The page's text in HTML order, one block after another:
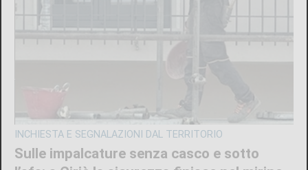
INCHIESTA E SEGNALAZIONI DAL TERRITORIO
Sulle impalcature senza casco e sotto